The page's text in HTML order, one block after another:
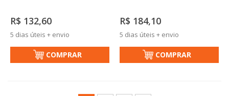
R$ 132,60
5 dias úteis + envio
COMPRAR
R$ 184,10
5 dias úteis + envio
COMPRAR